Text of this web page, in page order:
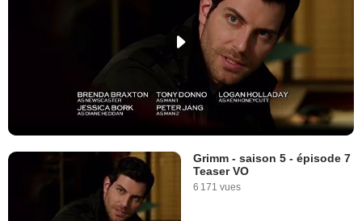
Grimm - saison 5 - épisode 7
Teaser VO
6 171 vues